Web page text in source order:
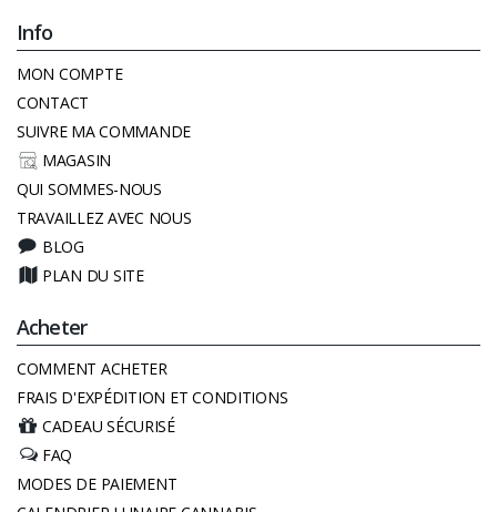
Info
MON COMPTE
CONTACT
SUIVRE MA COMMANDE
MAGASIN
QUI SOMMES-NOUS
TRAVAILLEZ AVEC NOUS
BLOG
PLAN DU SITE
Acheter
COMMENT ACHETER
FRAIS D'EXPÉDITION ET CONDITIONS
CADEAU SÉCURISÉ
FAQ
MODES DE PAIEMENT